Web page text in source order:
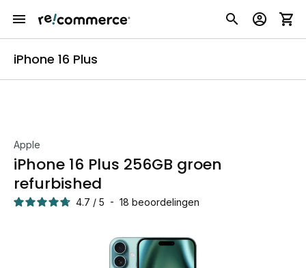
iPhone 16 Plus
Apple
iPhone 16 Plus 256GB groen
refurbished
4.7 / 5 - 18 beoordelingen